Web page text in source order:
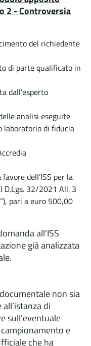
2 - Controversia
del richiedente
di parte qualificato in
dall’esperto
analisi eseguite
laboratorio di fiducia
dell’ISS per la
D.Lgs. 32/2021 All. 3
pari a euro 500,00
all’ISS
già analizzata
non sia
di
sull’eventuale
e
che ha